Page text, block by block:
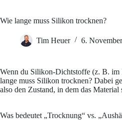
Wie lange muss Silikon trocknen?
Tim Heuer 6.
Wenn du Silikon-Dichtstoffe (z. B. im
lange muss Silikon trocknen? Dabei
also den Zustand, in dem das
Was bedeutet „Trocknung“ vs.